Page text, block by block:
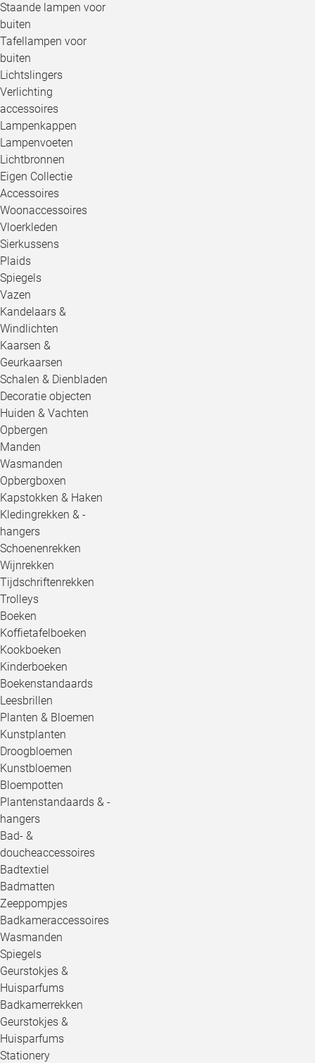
Staande lampen voor
buiten
Tafellampen voor
buiten
Lichtslingers
Verlichting
accessoires
Lampenkappen
Lampenvoeten
Lichtbronnen
Eigen Collectie
Accessoires
Woonaccessoires
Vloerkleden
Sierkussens
Plaids
Spiegels
Vazen
Kandelaars &
Windlichten
Kaarsen &
Geurkaarsen
Schalen & Dienbladen
Decoratie objecten
Huiden & Vachten
Opbergen
Manden
Wasmanden
Opbergboxen
Kapstokken & Haken
Kledingrekken & -
hangers
Schoenenrekken
Wijnrekken
Tijdschriftenrekken
Trolleys
Boeken
Koffietafelboeken
Kookboeken
Kinderboeken
Boekenstandaards
Leesbrillen
Planten & Bloemen
Kunstplanten
Droogbloemen
Kunstbloemen
Bloempotten
Plantenstandaards & -
hangers
Bad- &
doucheaccessoires
Badtextiel
Badmatten
Zeeppompjes
Badkameraccessoires
Wasmanden
Spiegels
Geurstokjes &
Huisparfums
Badkamerrekken
Geurstokjes &
Huisparfums
Stationery